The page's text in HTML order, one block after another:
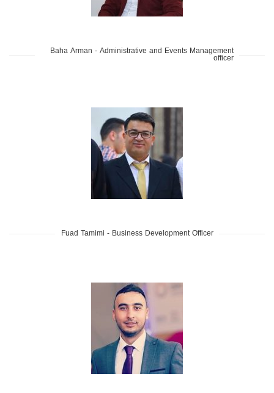
Baha Arman - Administrative and Events Management
officer
Fuad Tamimi - Business Development Officer